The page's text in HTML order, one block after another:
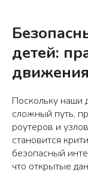
детей:
движения
Поскольку наши
сложный путь,
роутеров и
становится
безопасный
что открытые